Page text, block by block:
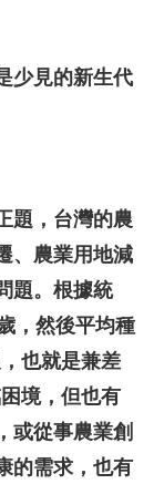
少見的新生代
題，台灣的農
、農業用地減
題。根據統
，然後平均種
也就是兼差
境，但也有
或從事農業創
的需求，也有